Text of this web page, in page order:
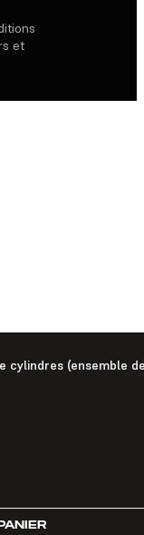
cylindres (ensemble
et